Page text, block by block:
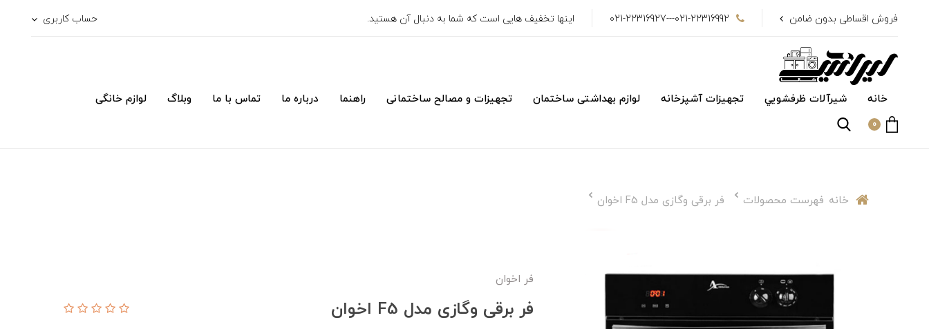
فروش اقساطی بدون ضامن 021-22316992---021-22316927 اینها تخفیف هایی است که شما به دنبال آن هستید. حساب کاربری
خانه شیرآلات ظرفشويي تجهیزات آشپزخانه لوازم بهداشتی ساختمان تجهیزات و مصالح ساختمانی راهنما درباره ما تماس با ما وبلاگ لوازم خانگی
0
خانه فهرست محصولات فر برقی و‌گازی مدل F5 اخوان
فر اخوان
فر برقی و‌گازی مدل F5 اخوان